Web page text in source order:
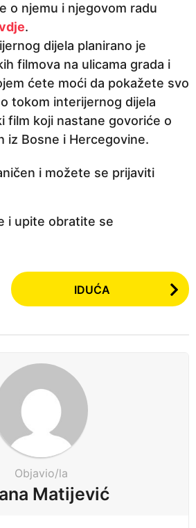
o njemu i njegovom radu
.
dijela planirano je
filmova na ulicama grada i
ćete moći da pokažete svo
tokom interijernog dijela
film koji nastane govoriće o
iz Bosne i Hercegovine.
i možete se prijaviti
i upite obratite se
IDUĆA
Objavio/la
Matijević